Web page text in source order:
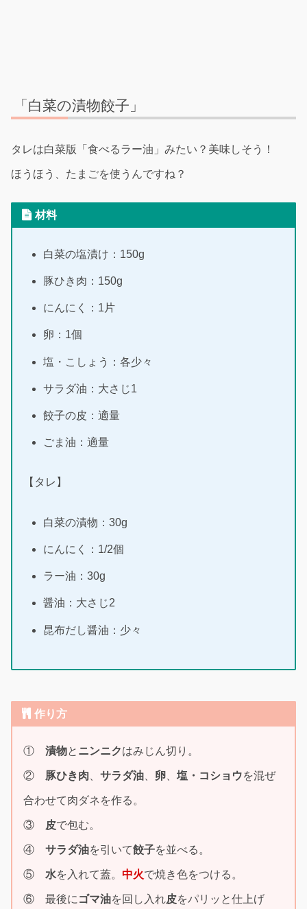
「白菜の漬物餃子」
タレは白菜版「食べるラー油」みたい？美味しそう！
ほうほう、たまごを使うんですね？
材料
白菜の塩漬け：150g
豚ひき肉：150g
にんにく：1片
卵：1個
塩・こしょう：各少々
サラダ油：大さじ1
餃子の皮：適量
ごま油：適量
【タレ】
白菜の漬物：30g
にんにく：1/2個
ラー油：30g
醤油：大さじ2
昆布だし醤油：少々
作り方
① 漬物と ニンニクはみじん切り。
② 豚ひき肉 サラダ油 卵 塩・コショウを混ぜ
合わせて肉ダネを作る。
③ 皮で包む。
④ サラダ油を引いて餃子を並べる。
⑤ 水を入れて蓋。 中火で焼き色をつける。
⑥ 最後に ゴマ油を回し入れ皮をパリッと仕上げ